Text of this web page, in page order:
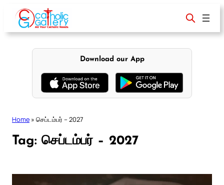
content
Download our App
Home » செப்டம்பர் – 2027
Tag: செப்டம்பர் – 2027